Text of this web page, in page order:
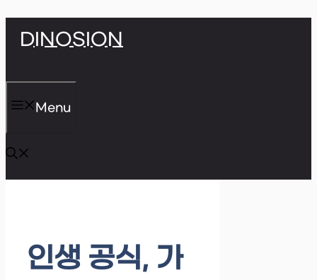
SkipDINOSION
Menu
인생 공식, 가